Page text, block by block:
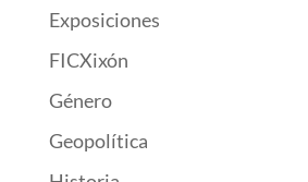
Exposiciones
FICXixón
Género
Geopolítica